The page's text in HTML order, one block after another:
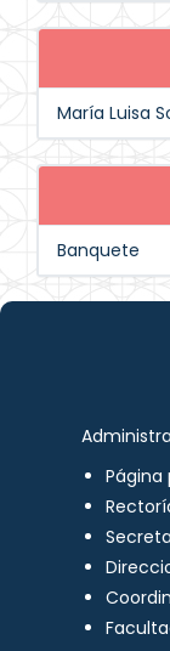
María Luisa
Banquete
Página